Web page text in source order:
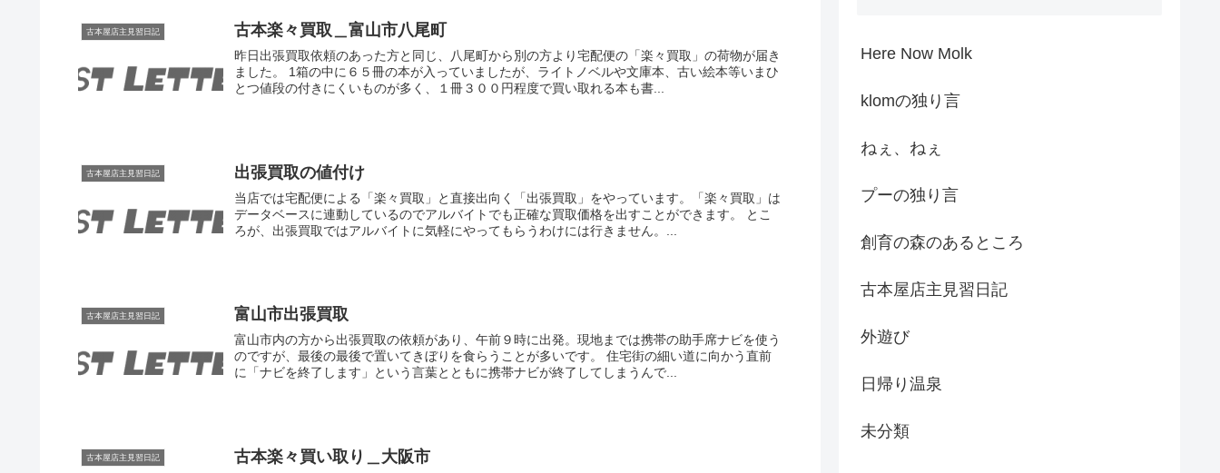
古本屋店主見習日記 古本楽々買取＿富山市八尾町
昨日出張買取依頼のあった方と同じ、八尾町から別の方より宅配便の「楽々買取」の荷物が届き
ました。 1箱の中に６５冊の本が入っていましたが、ライトノベルや文庫本、古い絵本等いまひ
とつ値段の付きにくいものが多く、１冊３００円程度で買い取れる本も書...
古本屋店主見習日記 出張買取の値付け
当店では宅配便による「楽々買取」と直接出向く「出張買取」をやっています。「楽々買取」は
データベースに連動しているのでアルバイトでも正確な買取価格を出すことができます。 とこ
ろが、出張買取ではアルバイトに気軽にやってもらうわけには行きません。...
古本屋店主見習日記 富山市出張買取
富山市内の方から出張買取の依頼があり、午前９時に出発。現地までは携帯の助手席ナビを使う
のですが、最後の最後で置いてきぼりを食らうことが多いです。 住宅街の細い道に向かう直前
に「ナビを終了します」という言葉とともに携帯ナビが終了してしまうんで...
古本屋店主見習日記 古本楽々買い取り＿大阪市
Here Now Molk
klomの独り言
ねぇ、ねぇ
プーの独り言
創育の森のあるところ
古本屋店主見習日記
外遊び
日帰り温泉
未分類